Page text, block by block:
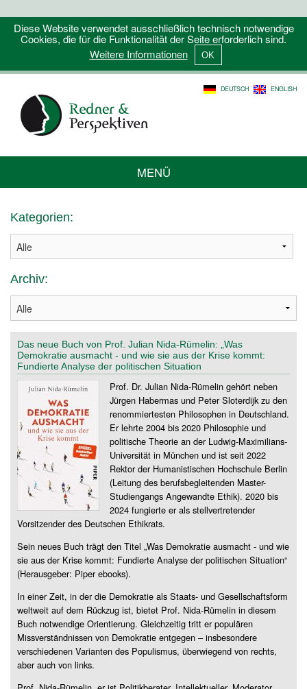
Diese Website verwendet ausschließlich technisch notwendige
Cookies, die für die Funktionalität der Seite erforderlich sind.
Weitere Informationen
DEUTSCH ENGLISH
MENÜ
Kategorien:
Archiv:
Das neue Buch von Prof. Julian Nida-Rümelin: „Was
Demokratie ausmacht - und wie sie aus der Krise kommt:
Fundierte Analyse der politischen Situation
Prof. Dr. Julian Nida-Rümelin gehört neben
Jürgen Habermas und Peter Sloterdijk zu den
renommiertesten Philosophen in Deutschland.
Er lehrte 2004 bis 2020 Philosophie und
politische Theorie an der Ludwig-Maximilians-
Universität in München und ist seit 2022
Rektor der Humanistischen Hochschule Berlin
(Leitung des berufsbegleitenden Master-
Studiengangs Angewandte Ethik). 2020 bis
2024 fungierte er als stellvertretender
Vorsitzender des Deutschen Ethikrats.
Sein neues Buch trägt den Titel „Was Demokratie ausmacht - und wie
sie aus der Krise kommt: Fundierte Analyse der politischen Situation“
(Herausgeber: Piper ebooks).
In einer Zeit, in der die Demokratie als Staats- und Gesellschaftsform
weltweit auf dem Rückzug ist, bietet Prof. Nida-Rümelin in diesem
Buch notwendige Orientierung. Gleichzeitig tritt er populären
Missverständnissen von Demokratie entgegen – insbesondere
verschiedenen Varianten des Populismus, überwiegend von rechts,
aber auch von links.